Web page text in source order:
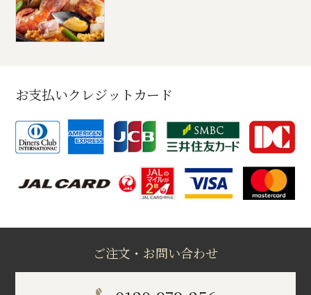
お支払いクレジットカード
ご注文・お問い合わせ